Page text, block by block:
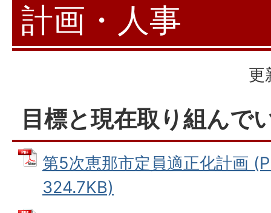
計画・人事
更
目標と現在取り組んで
第5次恵那市定員適正化計画
324.7KB)